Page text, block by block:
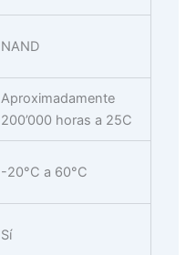
NAND
Aproximadamente
200’000 horas a 25C
-20°C a 60°C
Sí